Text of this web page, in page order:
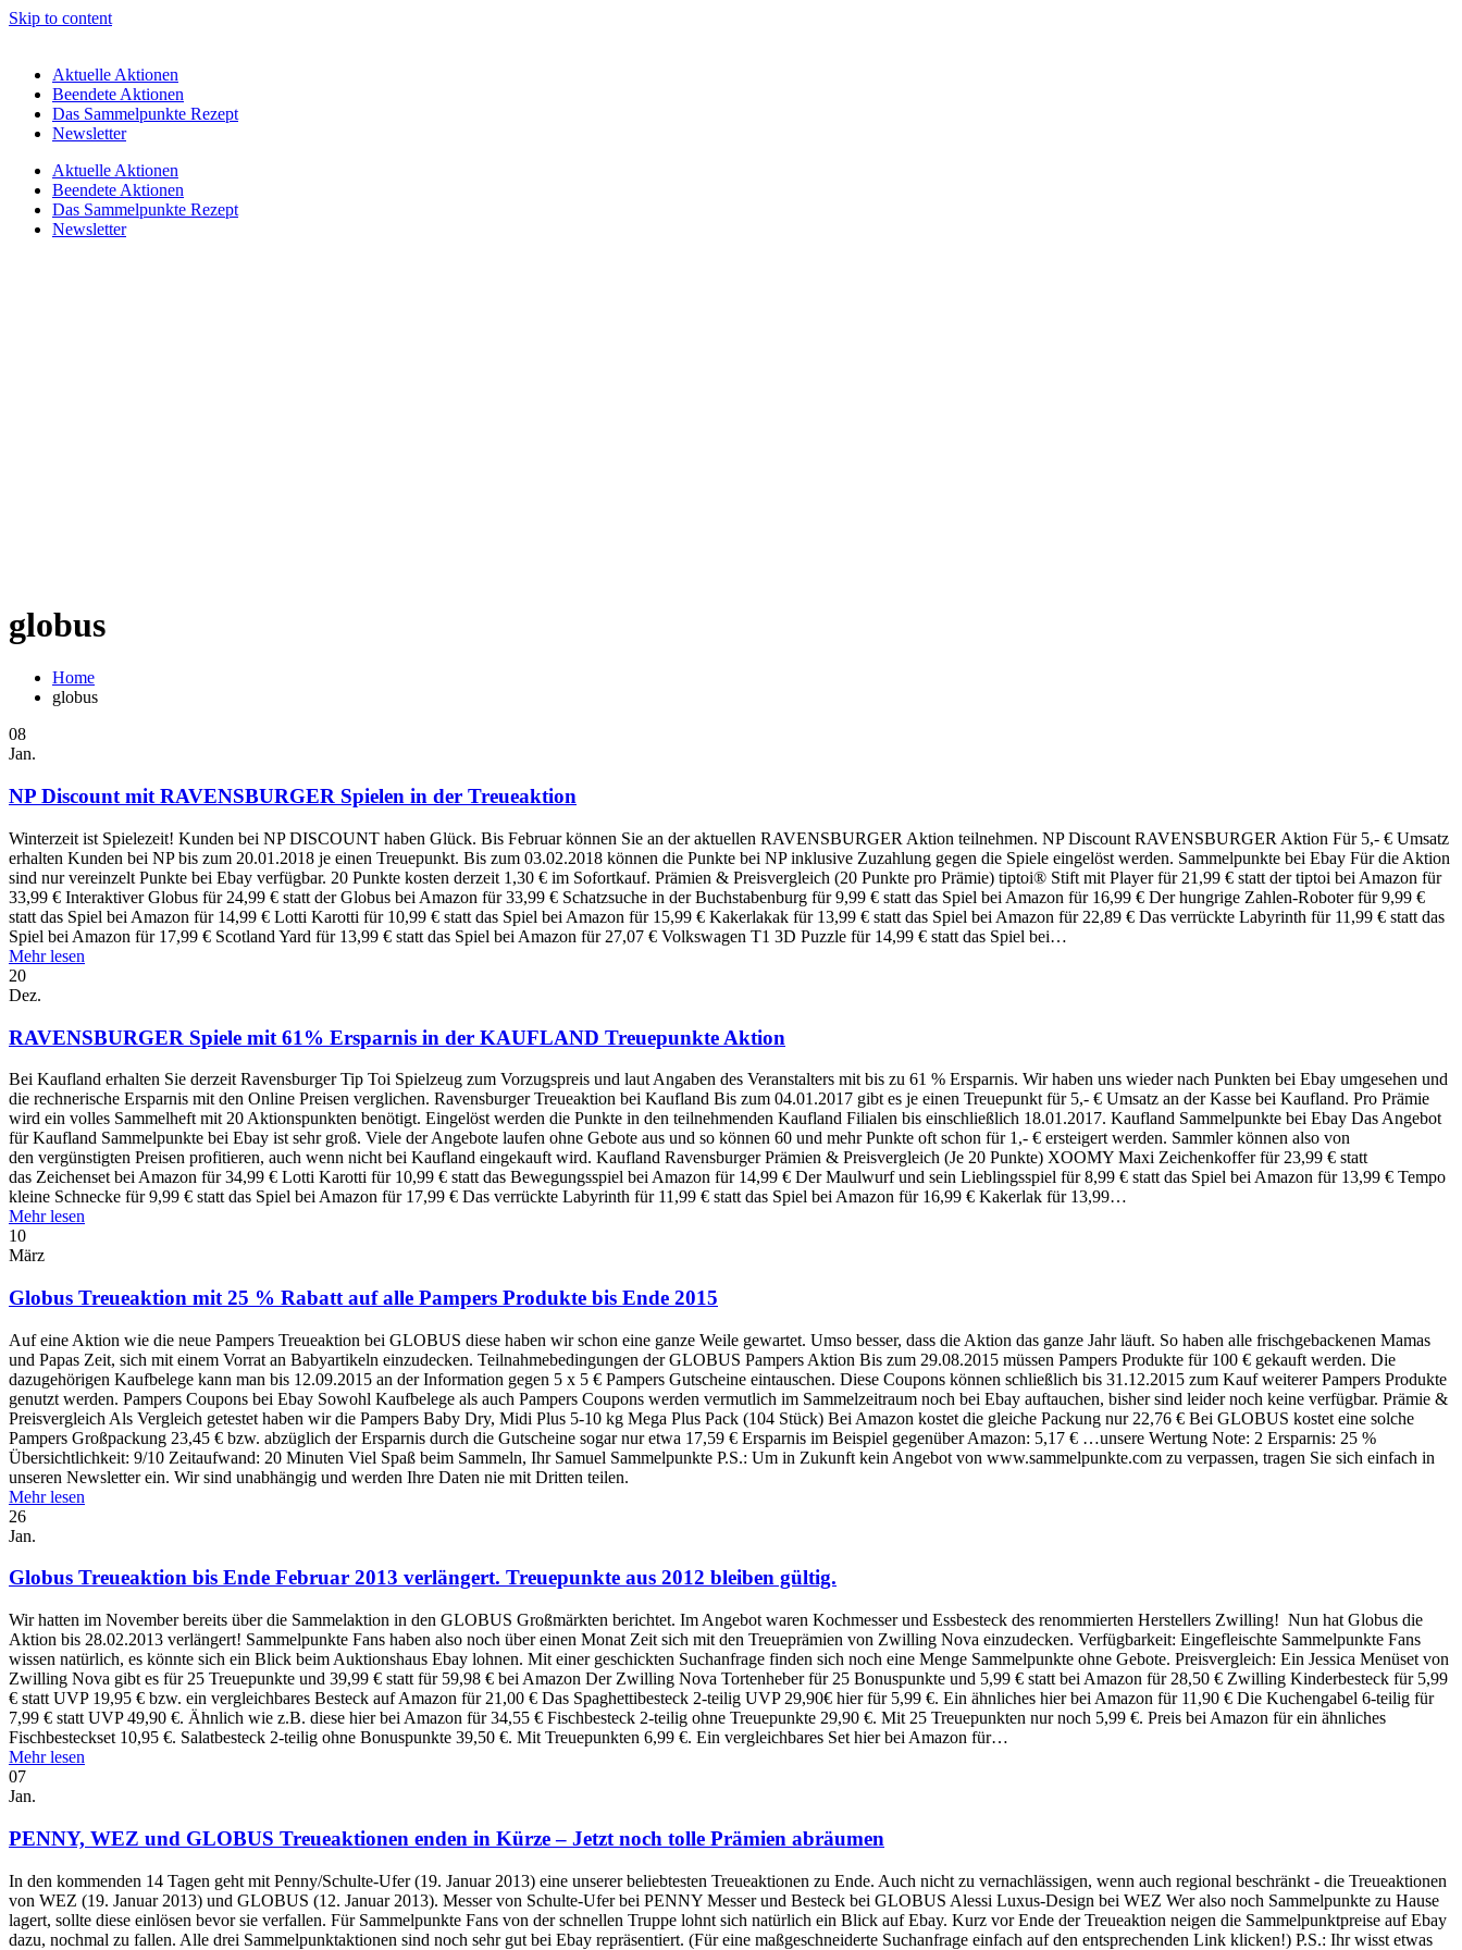
Skip to content
Aktuelle Aktionen
Beendete Aktionen
Das Sammelpunkte Rezept
Newsletter
Aktuelle Aktionen
Beendete Aktionen
Das Sammelpunkte Rezept
Newsletter
globus
Home
globus
08
Jan.
NP Discount mit RAVENSBURGER Spielen in der Treueaktion
Winterzeit ist Spielezeit! Kunden bei NP DISCOUNT haben Glück. Bis Februar können Sie an der aktuellen RAVENSBURGER Aktion teilnehmen. NP Discount RAVENSBURGER Aktion Für 5,- € Umsatz
erhalten Kunden bei NP bis zum 20.01.2018 je einen Treuepunkt. Bis zum 03.02.2018 können die Punkte bei NP inklusive Zuzahlung gegen die Spiele eingelöst werden. Sammelpunkte bei Ebay Für die Aktion
sind nur vereinzelt Punkte bei Ebay verfügbar. 20 Punkte kosten derzeit 1,30 € im Sofortkauf. Prämien & Preisvergleich (20 Punkte pro Prämie) tiptoi® Stift mit Player für 21,99 € statt der tiptoi bei Amazon für
33,99 € Interaktiver Globus für 24,99 € statt der Globus bei Amazon für 33,99 € Schatzsuche in der Buchstabenburg für 9,99 € statt das Spiel bei Amazon für 16,99 € Der hungrige Zahlen-Roboter für 9,99 €
statt das Spiel bei Amazon für 14,99 € Lotti Karotti für 10,99 € statt das Spiel bei Amazon für 15,99 € Kakerlakak für 13,99 € statt das Spiel bei Amazon für 22,89 € Das verrückte Labyrinth für 11,99 € statt das
Spiel bei Amazon für 17,99 € Scotland Yard für 13,99 € statt das Spiel bei Amazon für 27,07 € Volkswagen T1 3D Puzzle für 14,99 € statt das Spiel bei…
Mehr lesen
20
Dez.
RAVENSBURGER Spiele mit 61% Ersparnis in der KAUFLAND Treuepunkte Aktion
Bei Kaufland erhalten Sie derzeit Ravensburger Tip Toi Spielzeug zum Vorzugspreis und laut Angaben des Veranstalters mit bis zu 61 % Ersparnis. Wir haben uns wieder nach Punkten bei Ebay umgesehen und
die rechnerische Ersparnis mit den Online Preisen verglichen. Ravensburger Treueaktion bei Kaufland Bis zum 04.01.2017 gibt es je einen Treuepunkt für 5,- € Umsatz an der Kasse bei Kaufland. Pro Prämie
wird ein volles Sammelheft mit 20 Aktionspunkten benötigt. Eingelöst werden die Punkte in den teilnehmenden Kaufland Filialen bis einschließlich 18.01.2017. Kaufland Sammelpunkte bei Ebay Das Angebot
für Kaufland Sammelpunkte bei Ebay ist sehr groß. Viele der Angebote laufen ohne Gebote aus und so können 60 und mehr Punkte oft schon für 1,- € ersteigert werden. Sammler können also von
den vergünstigten Preisen profitieren, auch wenn nicht bei Kaufland eingekauft wird. Kaufland Ravensburger Prämien & Preisvergleich (Je 20 Punkte) XOOMY Maxi Zeichenkoffer für 23,99 € statt
das Zeichenset bei Amazon für 34,99 € Lotti Karotti für 10,99 € statt das Bewegungsspiel bei Amazon für 14,99 € Der Maulwurf und sein Lieblingsspiel für 8,99 € statt das Spiel bei Amazon für 13,99 € Tempo
kleine Schnecke für 9,99 € statt das Spiel bei Amazon für 17,99 € Das verrückte Labyrinth für 11,99 € statt das Spiel bei Amazon für 16,99 € Kakerlak für 13,99…
Mehr lesen
10
März
Globus Treueaktion mit 25 % Rabatt auf alle Pampers Produkte bis Ende 2015
Auf eine Aktion wie die neue Pampers Treueaktion bei GLOBUS diese haben wir schon eine ganze Weile gewartet. Umso besser, dass die Aktion das ganze Jahr läuft. So haben alle frischgebackenen Mamas
und Papas Zeit, sich mit einem Vorrat an Babyartikeln einzudecken. Teilnahmebedingungen der GLOBUS Pampers Aktion Bis zum 29.08.2015 müssen Pampers Produkte für 100 € gekauft werden. Die
dazugehörigen Kaufbelege kann man bis 12.09.2015 an der Information gegen 5 x 5 € Pampers Gutscheine eintauschen. Diese Coupons können schließlich bis 31.12.2015 zum Kauf weiterer Pampers Produkte
genutzt werden. Pampers Coupons bei Ebay Sowohl Kaufbelege als auch Pampers Coupons werden vermutlich im Sammelzeitraum noch bei Ebay auftauchen, bisher sind leider noch keine verfügbar. Prämie &
Preisvergleich Als Vergleich getestet haben wir die Pampers Baby Dry, Midi Plus 5-10 kg Mega Plus Pack (104 Stück) Bei Amazon kostet die gleiche Packung nur 22,76 € Bei GLOBUS kostet eine solche
Pampers Großpackung 23,45 € bzw. abzüglich der Ersparnis durch die Gutscheine sogar nur etwa 17,59 € Ersparnis im Beispiel gegenüber Amazon: 5,17 € …unsere Wertung Note: 2 Ersparnis: 25 %
Übersichtlichkeit: 9/10 Zeitaufwand: 20 Minuten Viel Spaß beim Sammeln, Ihr Samuel Sammelpunkte P.S.: Um in Zukunft kein Angebot von www.sammelpunkte.com zu verpassen, tragen Sie sich einfach in
unseren Newsletter ein. Wir sind unabhängig und werden Ihre Daten nie mit Dritten teilen.
Mehr lesen
26
Jan.
Globus Treueaktion bis Ende Februar 2013 verlängert. Treuepunkte aus 2012 bleiben gültig.
Wir hatten im November bereits über die Sammelaktion in den GLOBUS Großmärkten berichtet. Im Angebot waren Kochmesser und Essbesteck des renommierten Herstellers Zwilling! Nun hat Globus die
Aktion bis 28.02.2013 verlängert! Sammelpunkte Fans haben also noch über einen Monat Zeit sich mit den Treueprämien von Zwilling Nova einzudecken. Verfügbarkeit: Eingefleischte Sammelpunkte Fans
wissen natürlich, es könnte sich ein Blick beim Auktionshaus Ebay lohnen. Mit einer geschickten Suchanfrage finden sich noch eine Menge Sammelpunkte ohne Gebote. Preisvergleich: Ein Jessica Menüset von
Zwilling Nova gibt es für 25 Treuepunkte und 39,99 € statt für 59,98 € bei Amazon Der Zwilling Nova Tortenheber für 25 Bonuspunkte und 5,99 € statt bei Amazon für 28,50 € Zwilling Kinderbesteck für 5,99
€ statt UVP 19,95 € bzw. ein vergleichbares Besteck auf Amazon für 21,00 € Das Spaghettibesteck 2-teilig UVP 29,90€ hier für 5,99 €. Ein ähnliches hier bei Amazon für 11,90 € Die Kuchengabel 6-teilig für
7,99 € statt UVP 49,90 €. Ähnlich wie z.B. diese hier bei Amazon für 34,55 € Fischbesteck 2-teilig ohne Treuepunkte 29,90 €. Mit 25 Treuepunkten nur noch 5,99 €. Preis bei Amazon für ein ähnliches
Fischbesteckset 10,95 €. Salatbesteck 2-teilig ohne Bonuspunkte 39,50 €. Mit Treuepunkten 6,99 €. Ein vergleichbares Set hier bei Amazon für…
Mehr lesen
07
Jan.
PENNY, WEZ und GLOBUS Treueaktionen enden in Kürze – Jetzt noch tolle Prämien abräumen
In den kommenden 14 Tagen geht mit Penny/Schulte-Ufer (19. Januar 2013) eine unserer beliebtesten Treueaktionen zu Ende. Auch nicht zu vernachlässigen, wenn auch regional beschränkt - die Treueaktionen
von WEZ (19. Januar 2013) und GLOBUS (12. Januar 2013). Messer von Schulte-Ufer bei PENNY Messer und Besteck bei GLOBUS Alessi Luxus-Design bei WEZ Wer also noch Sammelpunkte zu Hause
lagert, sollte diese einlösen bevor sie verfallen. Für Sammelpunkte Fans von der schnellen Truppe lohnt sich natürlich ein Blick auf Ebay. Kurz vor Ende der Treueaktion neigen die Sammelpunktpreise auf Ebay
dazu, nochmal zu fallen. Alle drei Sammelpunktaktionen sind noch sehr gut bei Ebay repräsentiert. (Für eine maßgeschneiderte Suchanfrage einfach auf den entsprechenden Link klicken!) P.S.: Ihr wisst etwas